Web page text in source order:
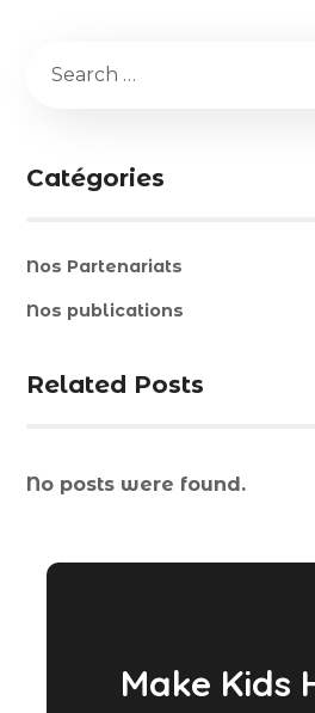
Catégories
Nos Partenariats
Nos publications
Related Posts
No posts were found.
Make Kids